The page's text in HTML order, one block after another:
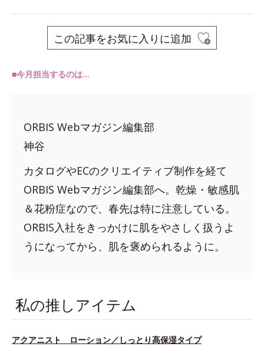
この記事をお気に入りに追加
■今月担当するのは…
ORBIS Webマガジン編集部
神谷
カタログやECのクリエイティブ制作を経て
ORBIS Webマガジン編集部へ。乾燥・敏感肌
＆花粉症なので、春先は特に注意している。
ORBIS入社をきっかけに肌をやさしく扱うよ
うになってから、肌を褒められるように。
私の推しアイテム
アクアニスト ローション／しっとり高保湿タイプ